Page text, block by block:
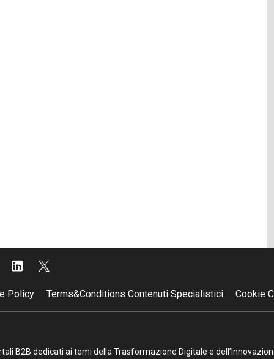
Policy Terms&Conditions Contenuti Specialistici Cookie
B2B dedicati ai temi della Trasformazione Digitale e